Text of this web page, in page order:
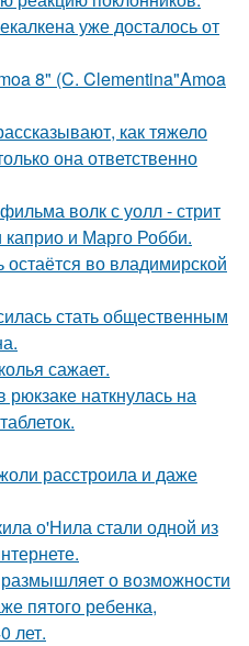
уже досталось от
8" (C. Clementina"Amoa
как тяжело
она ответственно
волк с уолл - стрит
и Марго Робби.
остаётся во владимирской
стать общественным
сажает.
наткнулась на
расстроила и даже
о'Нила стали одной из
о возможности
пятого ребенка,
лет.